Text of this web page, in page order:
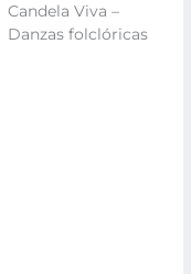
Candela Viva –
Danzas folclóricas